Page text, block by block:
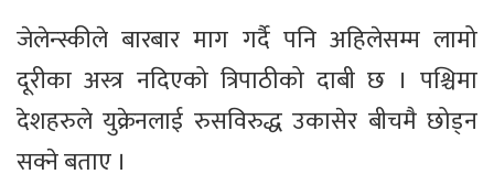
जेलेन्स्कीले बारबार माग गर्दै पनि अहिलेसम्म लामो
दूरीका अस्त्र नदिएको त्रिपाठीको दाबी छ । पश्चिमा
देशहरुले युक्रेनलाई रुसविरुद्ध उकासेर बीचमै छोड्न
सक्ने बताए ।